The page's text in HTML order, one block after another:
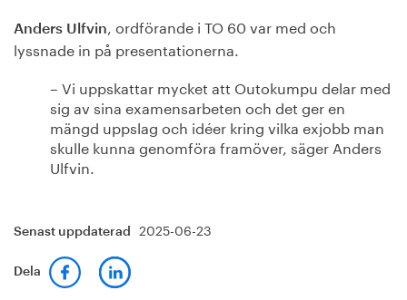
Anders Ulfvin, ordförande i TO 60 var med och
lyssnade in på presentationerna.
– Vi uppskattar mycket att Outokumpu delar med
sig av sina examensarbeten och det ger en
mängd uppslag och idéer kring vilka exjobb man
skulle kunna genomföra framöver, säger Anders
Ulfvin.
Senast uppdaterad 2025-06-23
Dela